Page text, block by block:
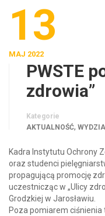
13
MAJ 2022
PWSTE
zdrowia”
Kategorie
AKTUALNOŚĆ,
Kadra Instytutu Ochrony
oraz studenci
propagującą promocję
uczestnicząc w „Ulicy
Grodzkiej w Jarosławiu.
Poza pomiarem